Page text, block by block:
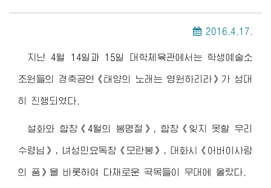
2016.4.17.
지난 4월 14일과 15일 대학체육관에서는 학생예술소
조원들의 경축공연《태양의 노래는 영원하리라》가 성대
히 진행되였다.
설화와 합창《4월의 봄명절》, 합창《잊지 못할 우리
수령님 》, 녀성민요독창《모란봉》, 대화시《어버이사랑
의 품》을 비롯하여 다채로운 곡목들이 무대에 올랐다.